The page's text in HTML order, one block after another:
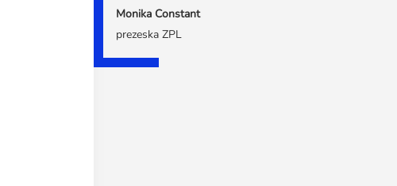
Monika Constant
prezeska ZPL